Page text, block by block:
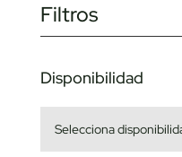
Filtros
Disponibilidad